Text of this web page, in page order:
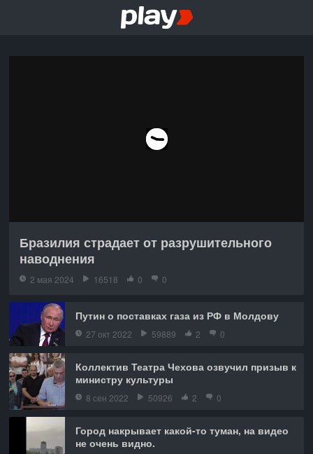
Бразилия страдает от разрушительного
наводнения
2 мая 2024 16518 0 0
Путин о поставках газа из РФ в Молдову
27 окт 2022 59889 2 0
Коллектив Театра Чехова озвучил призыв к
министру культуры
8 сен 2022 50926 2 0
Город накрывает какой-то туман, на видео
не очень видно.